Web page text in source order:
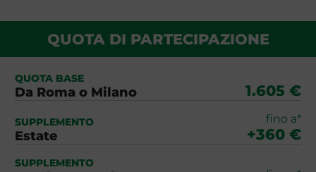
QUOTA DI PARTECIPAZIONE
QUOTA BASE
Da Roma o Milano 1.605 €
SUPPLEMENTO
Estate
fino a*
+360 €
SUPPLEMENTO